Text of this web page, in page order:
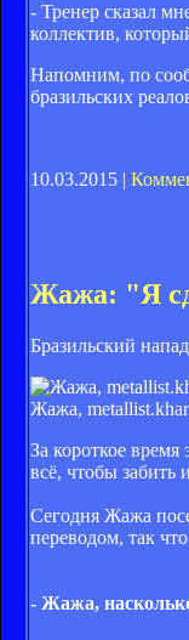
- Тренер сказал
коллектив,
Напомним, по
бразильских
10.03.2015 |
Жажа: "Я
Бразильский
Жажа,
За короткое
всё, чтобы забить
Сегодня Жажа
переводом, так
- Жажа,